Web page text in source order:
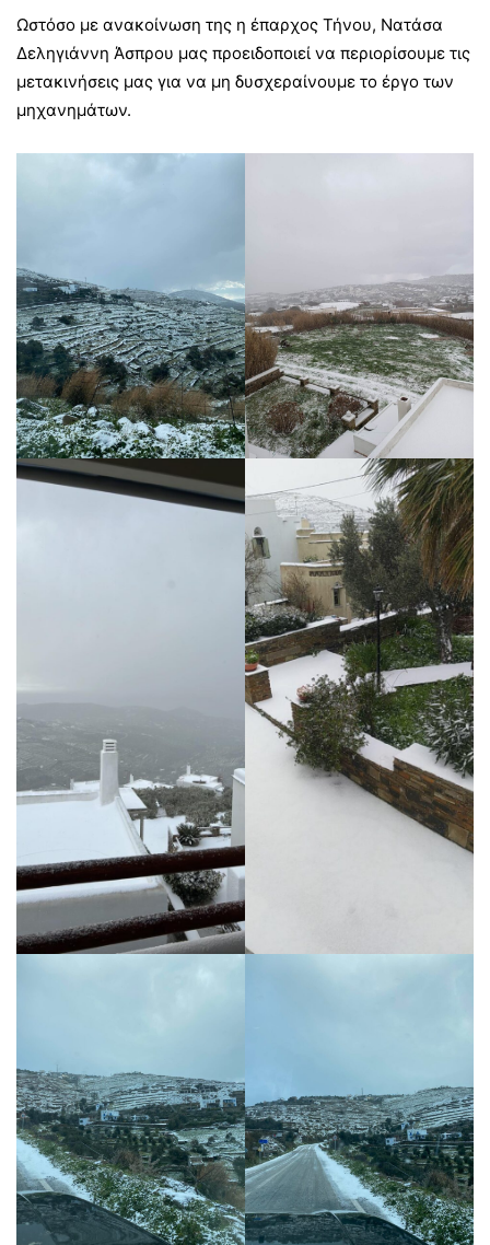
Ωστόσο με ανακοίνωση της η έπαρχος Τήνου, Νατάσα
Δεληγιάννη Άσπρου μας προειδοποιεί να περιορίσουμε τις
μετακινήσεις μας για να μη δυσχεραίνουμε το έργο των
μηχανημάτων.